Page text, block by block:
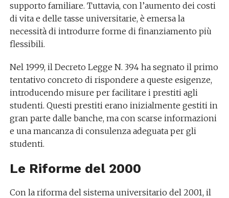
supporto familiare. Tuttavia, con l’aumento dei costi
di vita e delle tasse universitarie, è emersa la
necessità di introdurre forme di finanziamento più
flessibili.
Nel 1999, il Decreto Legge N. 394 ha segnato il primo
tentativo concreto di rispondere a queste esigenze,
introducendo misure per facilitare i prestiti agli
studenti. Questi prestiti erano inizialmente gestiti in
gran parte dalle banche, ma con scarse informazioni
e una mancanza di consulenza adeguata per gli
studenti.
Le Riforme del 2000
Con la riforma del sistema universitario del 2001, il